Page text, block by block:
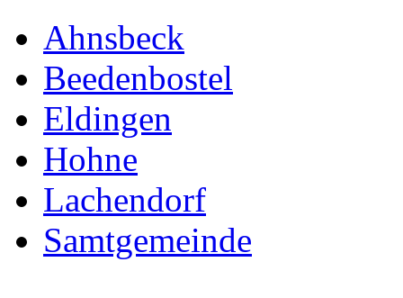
Ahnsbeck
Beedenbostel
Eldingen
Hohne
Lachendorf
Samtgemeinde